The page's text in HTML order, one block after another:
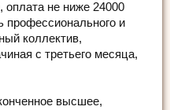
оплата не ниже 24000
профессионального и
коллектив,
с третьего месяца,
высшее,